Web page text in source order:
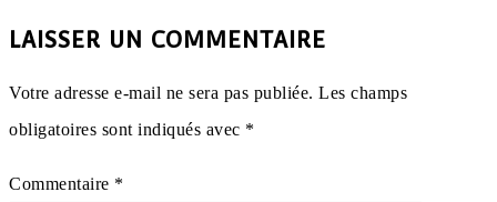
LAISSER UN COMMENTAIRE
Votre adresse e-mail ne sera pas publiée. Les champs
obligatoires sont indiqués avec *
Commentaire *